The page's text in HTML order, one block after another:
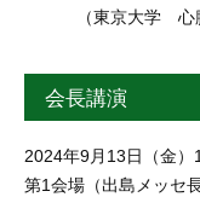
（東京大学 心
会長講演
2024年9月13日（金
第1会場（出島メッセ